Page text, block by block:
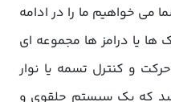
می خواهیم ما را در ادامه
یا درامز ها مجموعه ای
و کنترل تسمه یا نوار
که یک سیستم حلقوی و